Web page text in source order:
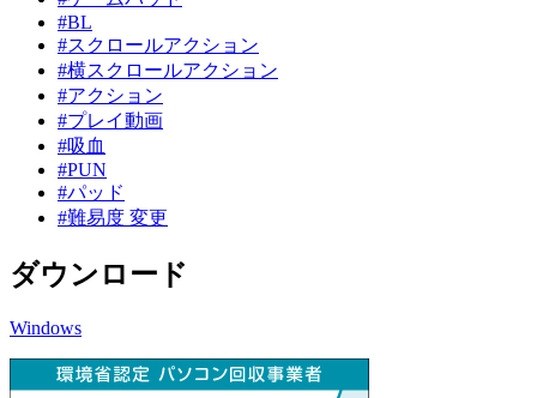
#BL
#スクロールアクション
#横スクロールアクション
#アクション
#プレイ動画
#吸血
#PUN
#パッド
#難易度 変更
ダウンロード
Windows